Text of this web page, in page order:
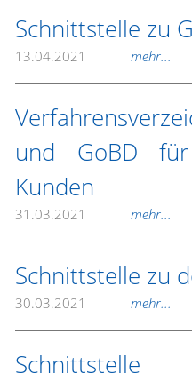
Schnittstelle zu
13.04.2021 mehr...
und GoBD für
Kunden
31.03.2021 mehr...
Schnittstelle zu
30.03.2021 mehr...
Schnittstelle